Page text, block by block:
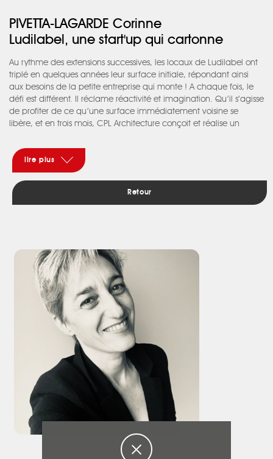
PIVETTA-LAGARDE Corinne
Ludilabel, une start'up qui cartonne
Au rythme des extensions successives, les locaux de Ludilabel ont
triplé en quelques années leur surface initiale, répondant ainsi
aux besoins de la petite entreprise qui monte ! A chaque fois, le
défi est différent. Il réclame réactivité et imagination. Qu’il s’agisse
de profiter de ce qu’une surface immédiatement voisine se
libère, et en trois mois, CPL Architecture conçoit et réalise un
d’exploiter un sous-sol inutilisé et quelques coups de marteau
piqueur plus tard, voilà un réfectoire qui s’installe entre les murs
de briques rénovés. Alors qu’elle grossit, l’entreprise fait le choix de
demeurer en centre-ville dans un immeuble ancien. De cet
audacieux pari résulte un agencement totalement original et
l’enseigne.
lire plus
Retour